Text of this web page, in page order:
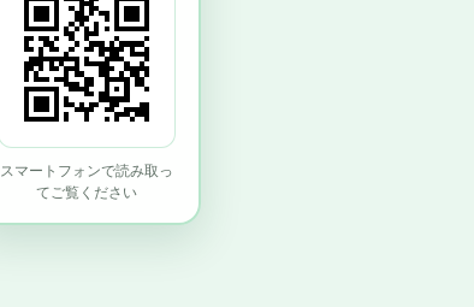
スマートフォンで読み取っ
てご覧ください